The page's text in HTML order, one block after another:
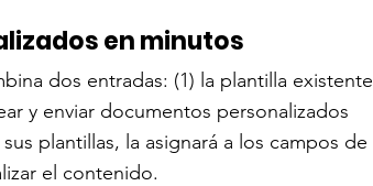
en minutos
dos entradas: (1) la plantilla existente
y enviar documentos personalizados
plantillas, la asignará a los campos de
el contenido.